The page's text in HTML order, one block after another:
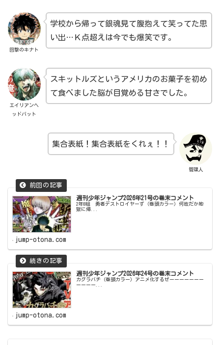
回撃のキナト
学校から帰って銀魂見て腹抱えて笑ってた思
い出…Ｋ点超えは今でも爆笑です。
エイリアンヘ
ッドバット
スキットルズというアメリカのお菓子を初め
て食べました脳が目覚める甘さでした。
管理人
集合表紙！集合表紙をくれぇ！！
週刊少年ジャンプ2026年21号の巻末コメント
2年B組 勇者デストロイヤーず（巻頭カラー）何故だか地
獄に帰...
jump-otona.com
週刊少年ジャンプ2026年24号の巻末コメント
カグラバチ（巻頭カラー）アニメ化するぜーーーーーーー
ーーーー...
jump-otona.com